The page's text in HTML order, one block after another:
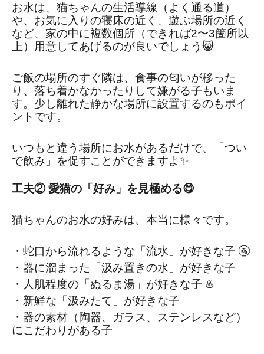
お水は、猫ちゃんの生活導線（よく通る道）
や、お気に入りの寝床の近く、遊ぶ場所の近く
など、家の中に複数個所（できれば2〜3箇所以
上）用意してあげるのが良いでしょう😸
ご飯の場所のすぐ隣は、食事の匂いが移った
り、落ち着かなかったりして嫌がる子もいま
す。少し離れた静かな場所に設置するのもポイ
ントです。
いつもと違う場所にお水があるだけで、「つい
で飲み」を促すことができますよ✨
工夫② 愛猫の「好み」を見極める😋
猫ちゃんのお水の好みは、本当に様々です。
・蛇口から流れるような「流水」が好きな子 🚰
・器に溜まった「汲み置きの水」が好きな子
・人肌程度の「ぬるま湯」が好きな子 ♨️
・新鮮な「汲みたて」が好きな子
・器の素材（陶器、ガラス、ステンレスなど）
にこだわりがある子